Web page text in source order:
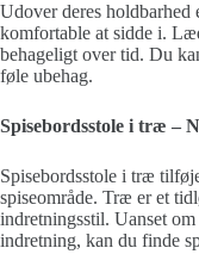
Udover deres holdbarhed
komfortable at sidde i.
behageligt over tid. Du
føle ubehag.
Spisebordsstole i træ –
Spisebordsstole i træ
spiseområde. Træ er et
indretningsstil. Uanset
indretning, kan du finde